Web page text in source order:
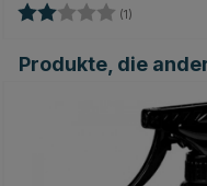
Bewertung: (1)
Produkte, die